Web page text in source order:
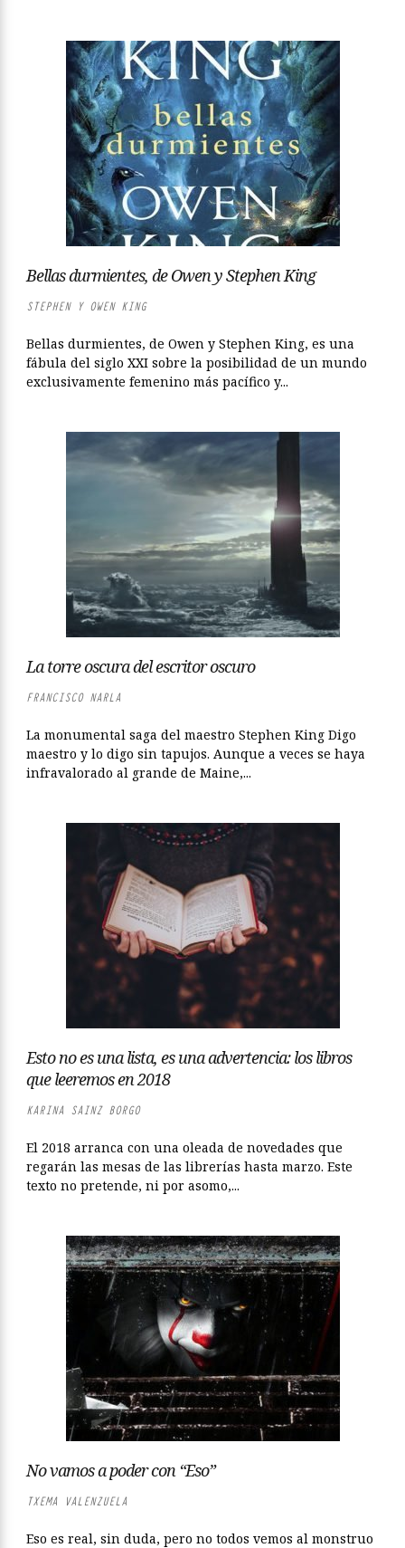
Bellas durmientes, de Owen y Stephen King
STEPHEN Y OWEN KING
Bellas durmientes, de Owen y Stephen King, es una
fábula del siglo XXI sobre la posibilidad de un mundo
exclusivamente femenino más pacífico y...
La torre oscura del escritor oscuro
FRANCISCO NARLA
La monumental saga del maestro Stephen King Digo
maestro y lo digo sin tapujos. Aunque a veces se haya
infravalorado al grande de Maine,...
Esto no es una lista, es una advertencia: los libros
que leeremos en 2018
KARINA SAINZ BORGO
El 2018 arranca con una oleada de novedades que
regarán las mesas de las librerías hasta marzo. Este
texto no pretende, ni por asomo,...
No vamos a poder con “Eso”
TXEMA VALENZUELA
Eso es real, sin duda, pero no todos vemos al monstruo